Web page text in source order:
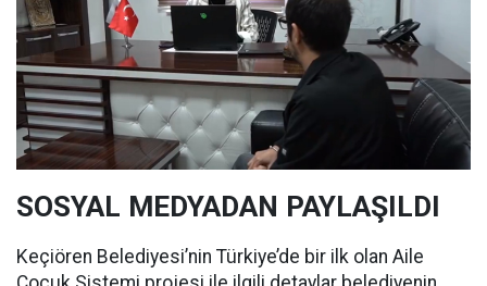
SOSYAL MEDYADAN PAYLAŞILDI
Keçiören Belediyesi’nin Türkiye’de bir ilk olan Aile